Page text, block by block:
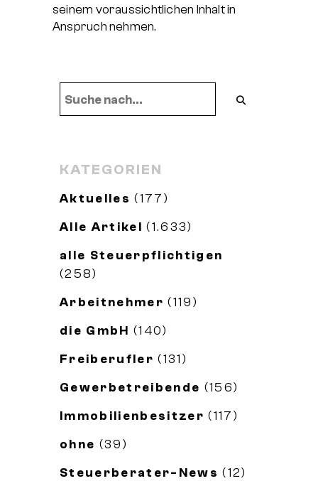
seinem voraussichtlichen Inhalt in
Anspruch nehmen.
KATEGORIEN
Aktuelles (177)
Alle Artikel (1.633)
alle Steuerpflichtigen
(258)
Arbeitnehmer (119)
die GmbH (140)
Freiberufler (131)
Gewerbetreibende (156)
Immobilienbesitzer (117)
ohne (39)
Steuerberater-News (12)